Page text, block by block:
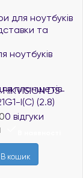
для ноутбуків
та
ноутбуків
планшетів
DS-
I(C) (2.8)
0 відгуки
В кошик